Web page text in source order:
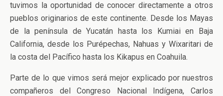
tuvimos la oportunidad de conocer directamente a otros
pueblos originarios de este continente. Desde los Mayas
de la península de Yucatán hasta los Kumiai en Baja
California, desde los Purépechas, Nahuas y Wixaritari de
la costa del Pacífico hasta los Kikapus en Coahuila.
Parte de lo que vimos será mejor explicado por nuestros
compañeros del Congreso Nacional Indígena, Carlos